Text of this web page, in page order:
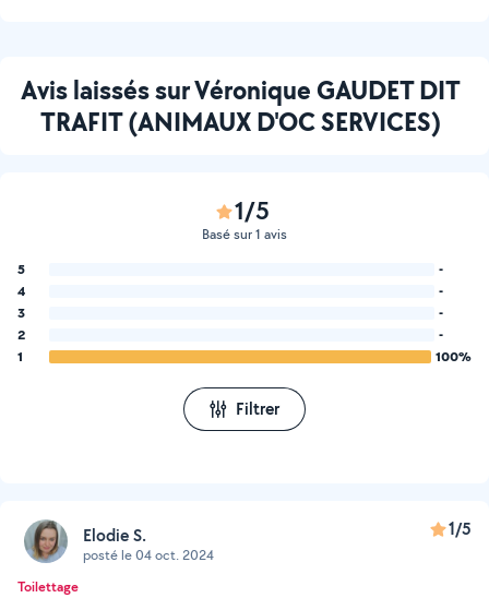
Avis laissés sur Véronique GAUDET DIT
TRAFIT (ANIMAUX D'OC SERVICES)
1/5
Basé sur 1 avis
5
-
4
-
3
-
2
-
1
100%
Filtrer
Elodie S.
posté le 04 oct. 2024
1/5
Toilettage